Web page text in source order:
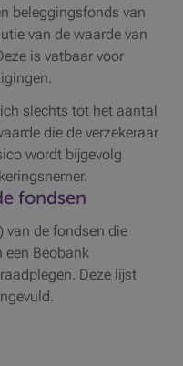
beleggingsfonds van
van de waarde van
is vatbaar voor
slechts tot het aantal
die de verzekeraar
wordt bijgevolg
fondsen
van de fondsen die
een Beobank
raadplegen. Deze lijst